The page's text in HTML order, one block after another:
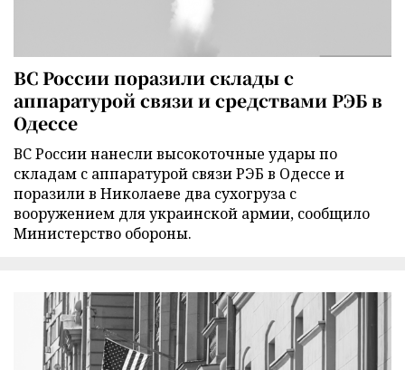
ВС России поразили склады с
аппаратурой связи и средствами РЭБ в
Одессе
ВС России нанесли высокоточные удары по
складам с аппаратурой связи РЭБ в Одессе и
поразили в Николаеве два сухогруза с
вооружением для украинской армии, сообщило
Министерство обороны.